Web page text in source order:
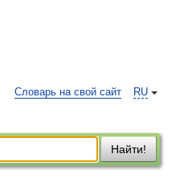
RU
Словарь на свой сайт
Найти!